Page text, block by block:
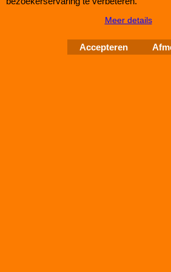
Meer details
Accepteren